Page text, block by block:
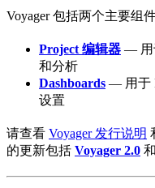
Voyager 包括两个主要组件
Project 编辑器 — 用
和分析
Dashboards — 用于
设置
请查看 Voyager 发行说明
的更新包括 Voyager 2.0 和